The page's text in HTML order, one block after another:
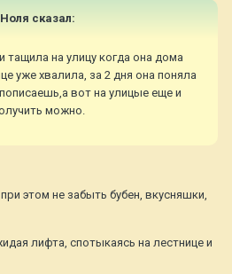
сказал:
тащила на улицу когда она дома
уже хвалила, за 2 дня она поняла
вот на улицые еще и
можно.
этом не забыть бубен, вкусняшки,
лифта, спотыкаясь на лестнице и